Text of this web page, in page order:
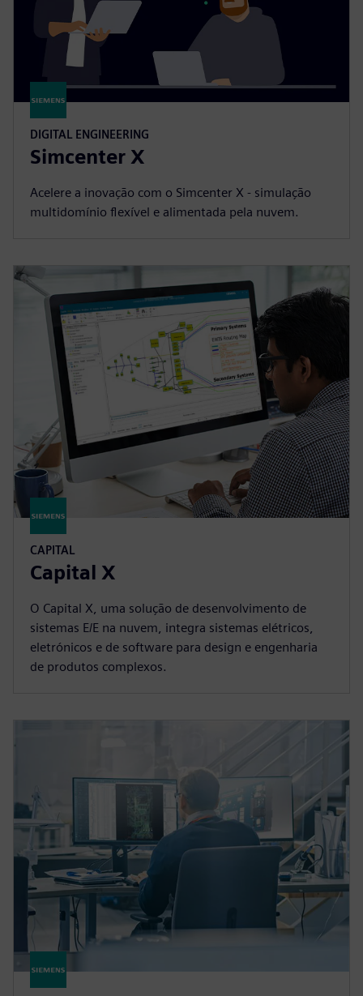
DIGITAL ENGINEERING
Simcenter X
Acelere a inovação com o Simcenter X - simulação
multidomínio flexível e alimentada pela nuvem.
CAPITAL
Capital X
O Capital X, uma solução de desenvolvimento de
sistemas E/E na nuvem, integra sistemas elétricos,
eletrónicos e de software para design e engenharia
de produtos complexos.